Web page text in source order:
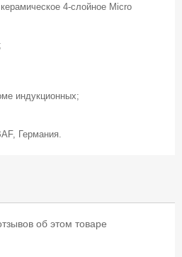
4-слойное Micro
индукционных;
Германия.
об этом товаре